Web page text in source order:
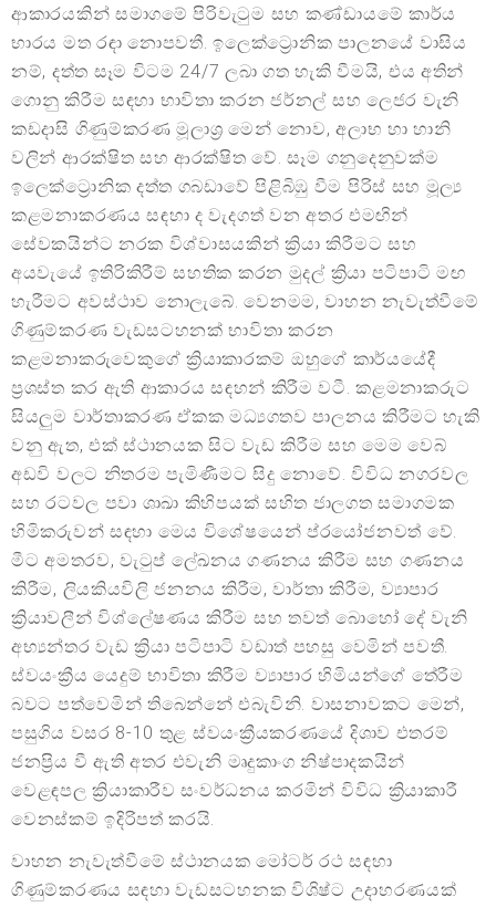
ආකාරයකින් සමාගමේ පිරිවැටුම සහ කණ්ඩායමේ කාර්ය
භාරය මත රඳා නොපවතී. ඉලෙක්ට්‍රොනික පාලනයේ වාසිය
නම්, දත්ත සෑම විටම 24/7 ලබා ගත හැකි වීමයි, එය අතින්
ගොනු කිරීම සඳහා භාවිතා කරන ජර්නල් සහ ලෙජර වැනි
කඩදාසි ගිණුම්කරණ මූලාශ්‍ර මෙන් නොව, අලාභ හා හානි
වලින් ආරක්ෂිත සහ ආරක්ෂිත වේ. සෑම ගනුදෙනුවක්ම
ඉලෙක්ට්‍රොනික දත්ත ගබඩාවේ පිළිබිඹු වීම පිරිස් සහ මූල්‍ය
කළමනාකරණය සඳහා ද වැදගත් වන අතර එමඟින්
සේවකයින්ට නරක විශ්වාසයකින් ක්‍රියා කිරීමට සහ
අයවැයේ ඉතිරිකිරීම් සහතික කරන මුදල් ක්‍රියා පටිපාටි මඟ
හැරීමට අවස්ථාව නොලැබේ. වෙනමම, වාහන නැවැත්වීමේ
ගිණුම්කරණ වැඩසටහනක් භාවිතා කරන
කළමනාකරුවෙකුගේ ක්‍රියාකාරකම් ඔහුගේ කාර්යයේදී
ප්‍රශස්ත කර ඇති ආකාරය සඳහන් කිරීම වටී. කළමනාකරුට
සියලුම වාර්තාකරණ ඒකක මධ්‍යගතව පාලනය කිරීමට හැකි
වනු ඇත, එක් ස්ථානයක සිට වැඩ කිරීම සහ මෙම වෙබ්
අඩවි වලට නිතරම පැමිණීමට සිදු නොවේ. විවිධ නගරවල
සහ රටවල පවා ශාඛා කිහිපයක් සහිත ජාලගත සමාගමක
හිමිකරුවන් සඳහා මෙය විශේෂයෙන් ප්රයෝජනවත් වේ.
මීට අමතරව, වැටුප් ලේඛනය ගණනය කිරීම සහ ගණනය
කිරීම, ලියකියවිලි ජනනය කිරීම, වාර්තා කිරීම, ව්‍යාපාර
ක්‍රියාවලීන් විශ්ලේෂණය කිරීම සහ තවත් බොහෝ දේ වැනි
අභ්‍යන්තර වැඩ ක්‍රියා පටිපාටි වඩාත් පහසු වෙමින් පවතී.
ස්වයංක්‍රීය යෙදුම් භාවිතා කිරීම ව්‍යාපාර හිමියන්ගේ තේරීම
බවට පත්වෙමින් තිබෙන්නේ එබැවිනි. වාසනාවකට මෙන්,
පසුගිය වසර 8-10 තුළ ස්වයංක්‍රීයකරණයේ දිශාව එතරම්
ජනප්‍රිය වී ඇති අතර එවැනි මෘදුකාංග නිෂ්පාදකයින්
වෙළඳපල ක්‍රියාකාරීව සංවර්ධනය කරමින් විවිධ ක්‍රියාකාරී
වෙනස්කම් ඉදිරිපත් කරයි.
වාහන නැවැත්වීමේ ස්ථානයක මෝටර් රථ සඳහා
ගිණුම්කරණය සඳහා වැඩසටහනක විශිෂ්ට උදාහරණයක්